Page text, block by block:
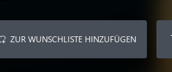
ZUR WUNSCHLISTE HINZUFÜGEN